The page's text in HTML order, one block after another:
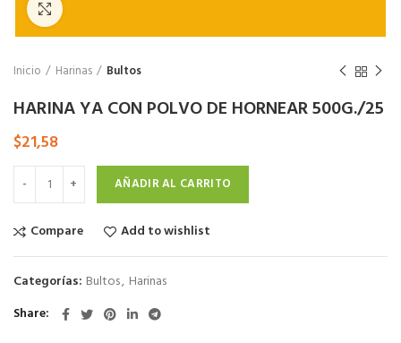
Inicio Harinas Bultos
HARINA YA CON POLVO DE HORNEAR 500G./25
$21,58
AÑADIR AL CARRITO
Compare Add to wishlist
Categorías: Bultos, Harinas
Share